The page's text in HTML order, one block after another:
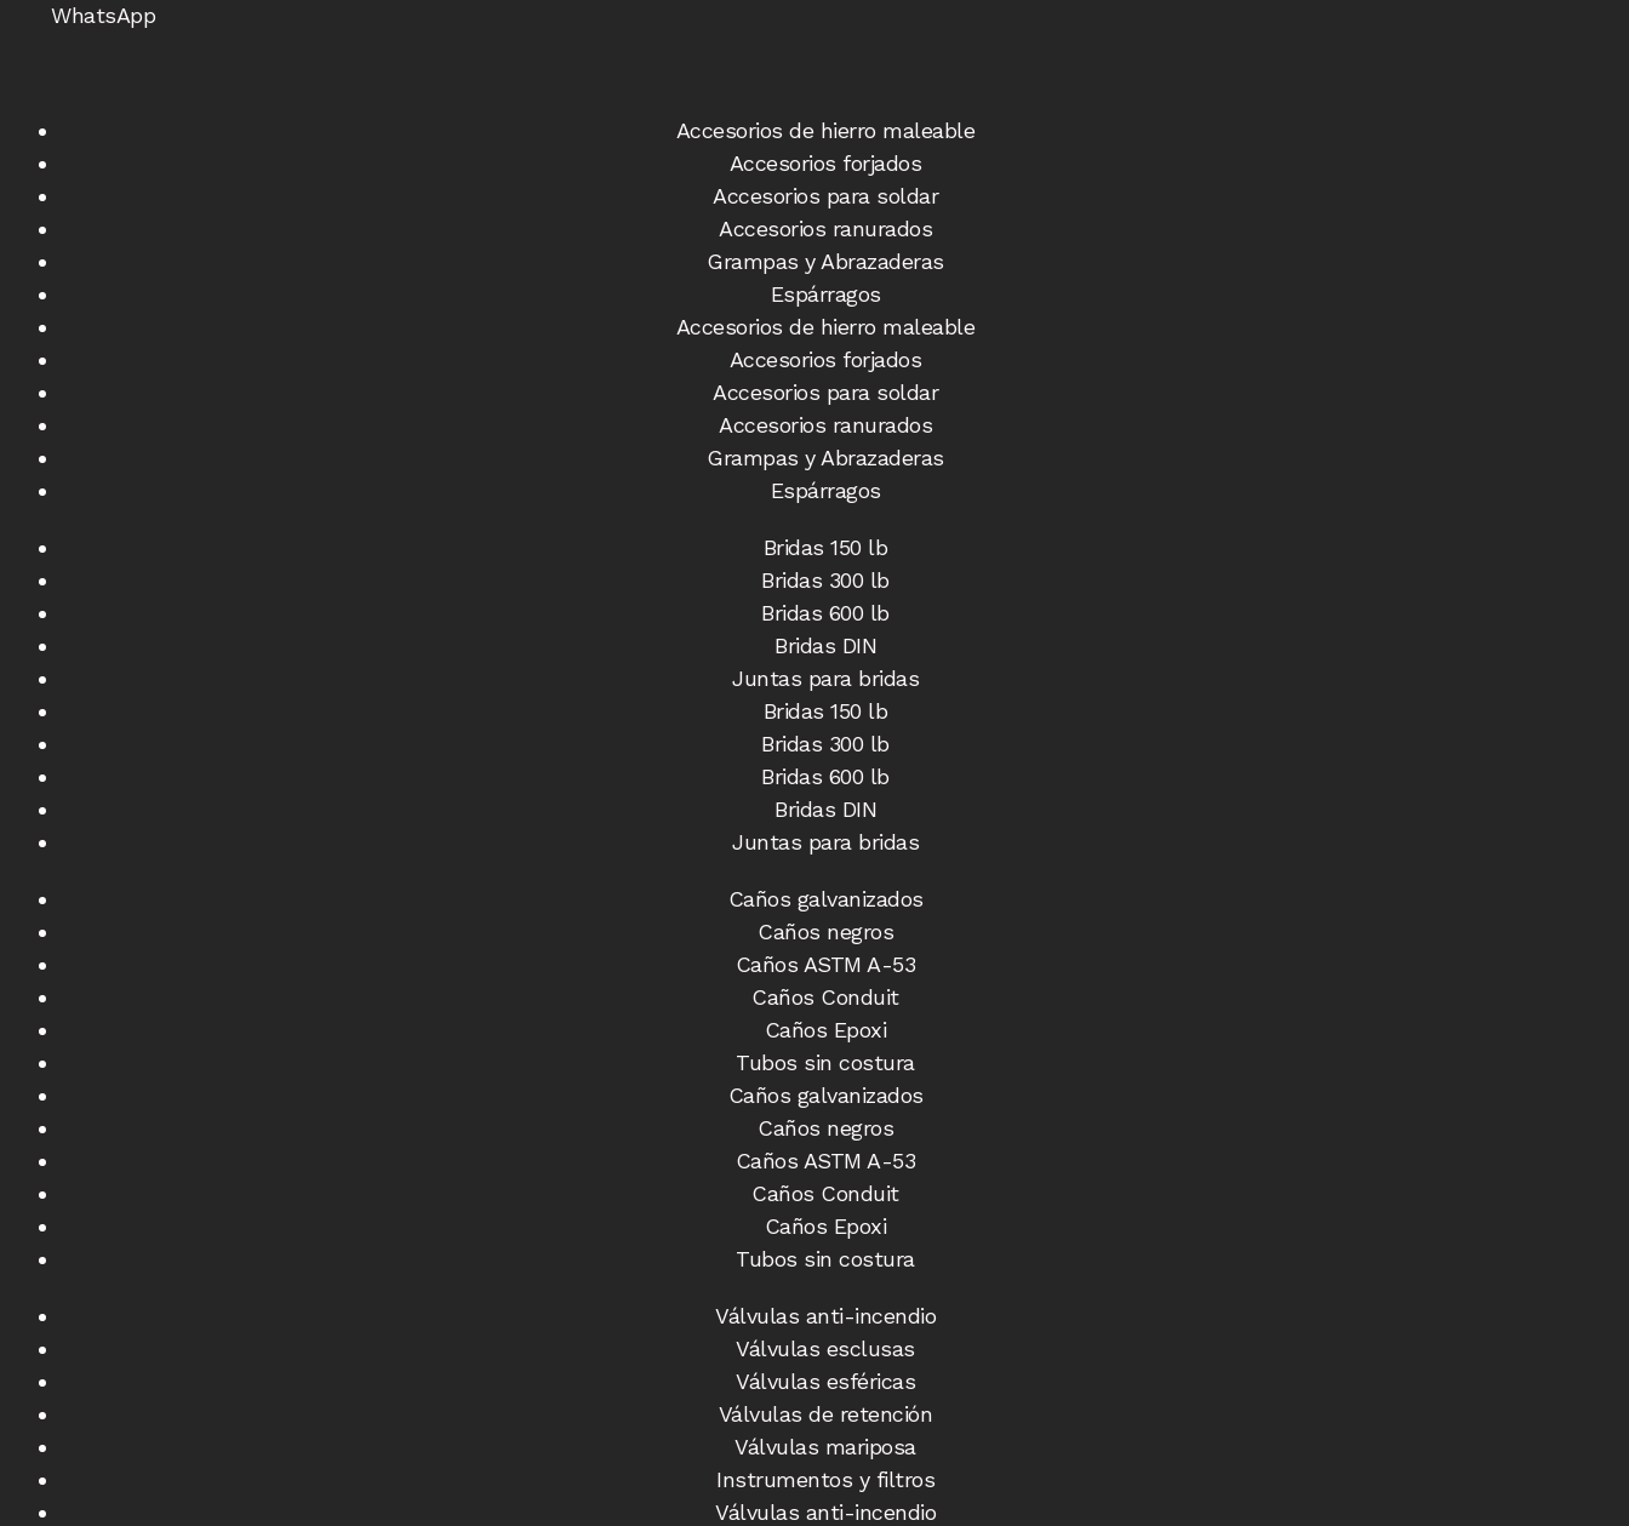
WhatsApp
Accesorios de hierro maleable
Accesorios forjados
Accesorios para soldar
Accesorios ranurados
Grampas y Abrazaderas
Espárragos
Accesorios de hierro maleable
Accesorios forjados
Accesorios para soldar
Accesorios ranurados
Grampas y Abrazaderas
Espárragos
Bridas 150 lb
Bridas 300 lb
Bridas 600 lb
Bridas DIN
Juntas para bridas
Bridas 150 lb
Bridas 300 lb
Bridas 600 lb
Bridas DIN
Juntas para bridas
Caños galvanizados
Caños negros
Caños ASTM A-53
Caños Conduit
Caños Epoxi
Tubos sin costura
Caños galvanizados
Caños negros
Caños ASTM A-53
Caños Conduit
Caños Epoxi
Tubos sin costura
Válvulas anti-incendio​
Válvulas esclusas​
Válvulas esféricas
Válvulas de retención
Válvulas mariposa
Instrumentos y filtros
Válvulas anti-incendio​